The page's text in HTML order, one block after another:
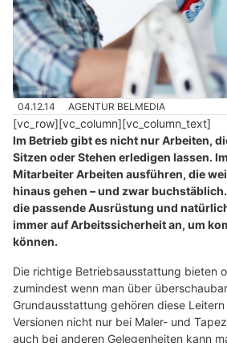
04.12.14 AGENTUR BELMEDIA
[vc_row][vc_column][vc_column_text]
Im Betrieb gibt es nicht nur Arbeiten,
Sitzen oder Stehen erledigen lassen.
Mitarbeiter Arbeiten ausführen, die
hinaus gehen – und zwar
die passende Ausrüstung und
immer auf Arbeitssicherheit an, um
können.
Die richtige Betriebsausstattung bieten
zumindest wenn man über
Grundausstattung gehören diese
Versionen nicht nur bei Maler- und
auch bei anderen Gelegenheiten kann